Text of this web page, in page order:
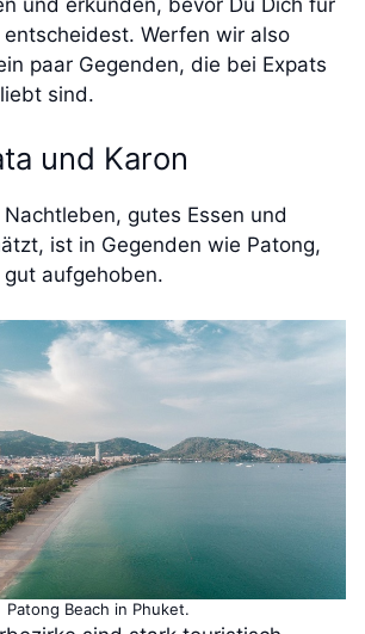
und erkunden, bevor Du Dich für
Werfen wir also
paar Gegenden, die bei Expats
sind.
und Karon
gutes Essen und
ist in Gegenden wie Patong,
aufgehoben.
Patong Beach in Phuket.